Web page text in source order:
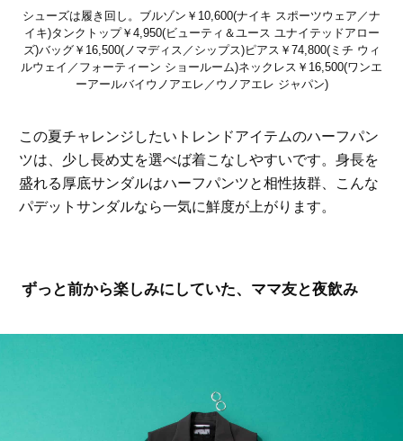
シューズは履き回し。ブルゾン￥10,600(ナイキ スポーツウェア／ナ
イキ)タンクトップ￥4,950(ビューティ＆ユース ユナイテッドアロー
ズ)バッグ￥16,500(ノマディス／シップス)ピアス￥74,800(ミチ ウィ
ルウェイ／フォーティーン ショールーム)ネックレス￥16,500(ワンエ
ーアールバイウノアエレ／ウノアエレ ジャパン)
この夏チャレンジしたいトレンドアイテムのハーフパン
ツは、少し長め丈を選べば着こなしやすいです。身長を
盛れる厚底サンダルはハーフパンツと相性抜群、こんな
パデットサンダルなら一気に鮮度が上がります。
ずっと前から楽しみにしていた、ママ友と夜飲み